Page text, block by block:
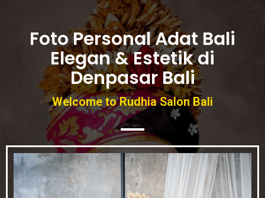
Foto Personal Adat Bali
Elegan & Estetik di
Denpasar Bali
Welcome to Rudhia Salon Bali